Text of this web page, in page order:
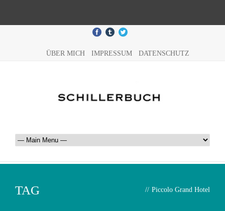
ÜBER MICH IMPRESSUM DATENSCHUTZ
TAG // Piccolo Grand Hotel